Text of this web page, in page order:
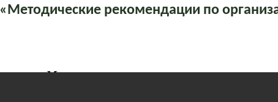
«Методические рекомендации по